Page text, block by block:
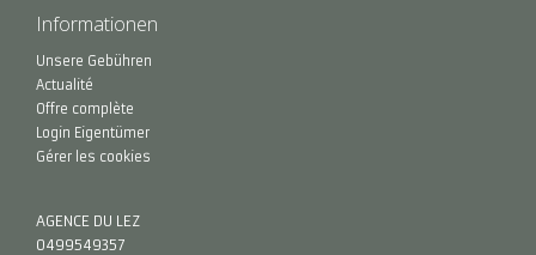
Informationen
Unsere Gebühren
Actualité
Offre complète
Login Eigentümer
Gérer les cookies
AGENCE DU LEZ
0499549357